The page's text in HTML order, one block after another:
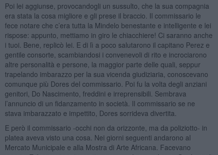
Poi lei aggiunse, provocandogli un sussulto, che la sua compagnia
era stata la cosa migliore e gli prese il braccio. Il commissario le
fece notare che c’era tutta la Mindelo benestante e intelligente e lei
rispose: appunto, mettiamo in giro le chiacchiere! Ci saranno anche
i tuoi. Bene, replicò lei. E di lì a poco salutarono il capitano Perez e
gentile consorte, scambiandosi i convenevoli di rito e incrociarono
altre personalità e persone, la maggior parte delle quali, seppur
trapelando imbarazzo per la sua vicenda giudiziaria, conoscevano
comunque più Dores del commissario. Poi fu la volta degli anziani
genitori, Do Nascimento, freddini e irreprensibili. Sembrava
l’annuncio di un fidanzamento in società. Il commissario se ne
stava imbarazzato e impettito, Dores sorrideva divertita.
E però il commissario -occhi non da orizzonte, ma da poliziotto- in
platea aveva visto una cosa. Nei giorni seguenti andarono al
Mercato Municipale e alla Mostra di Arte Africana. Facevano